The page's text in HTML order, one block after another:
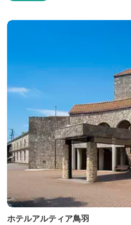
ホテルアルティア鳥羽